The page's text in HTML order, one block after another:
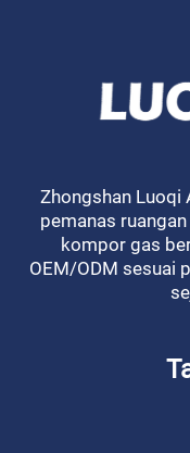
Zhongshan Luoqi
pemanas
kompor gas
OEM/ODM sesuai